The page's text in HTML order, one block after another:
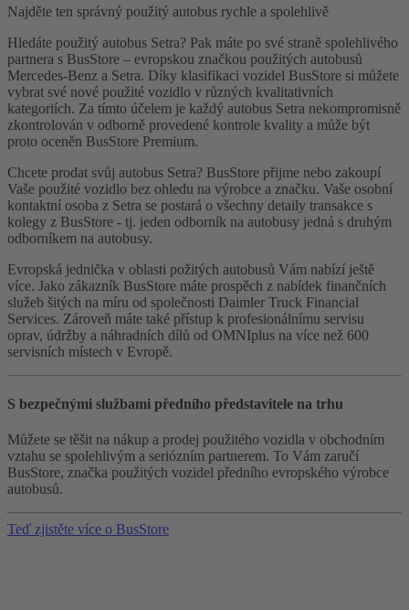
Najděte ten správný použitý autobus rychle a spolehlivě
Hledáte použitý autobus Setra? Pak máte po své straně spolehlivého
partnera s BusStore – evropskou značkou použitých autobusů
Mercedes-Benz a Setra. Díky klasifikaci vozidel BusStore si můžete
vybrat své nové použité vozidlo v různých kvalitativních
kategoriích. Za tímto účelem je každý autobus Setra nekompromisně
zkontrolován v odborně provedené kontrole kvality a může být
proto oceněn BusStore Premium.
Chcete prodat svůj autobus Setra? BusStore přijme nebo zakoupí
Vaše použité vozidlo bez ohledu na výrobce a značku. Vaše osobní
kontaktní osoba z Setra se postará o všechny detaily transakce s
kolegy z BusStore - tj. jeden odborník na autobusy jedná s druhým
odborníkem na autobusy.
Evropská jednička v oblasti požitých autobusů Vám nabízí ještě
více. Jako zákazník BusStore máte prospěch z nabídek finančních
služeb šitých na míru od společnosti Daimler Truck Financial
Services. Zároveň máte také přístup k profesionálnímu servisu
oprav, údržby a náhradních dílů od OMNIplus na více než 600
servisních místech v Evropě.
S bezpečnými službami předního představitele na trhu
Můžete se těšit na nákup a prodej použitého vozidla v obchodním
vztahu se spolehlivým a seriózním partnerem. To Vám zaručí
BusStore, značka použitých vozidel předního evropského výrobce
autobusů.
Teď zjistěte více o BusStore